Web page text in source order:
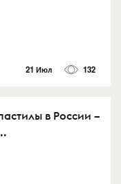
21 Июл 132
в России –